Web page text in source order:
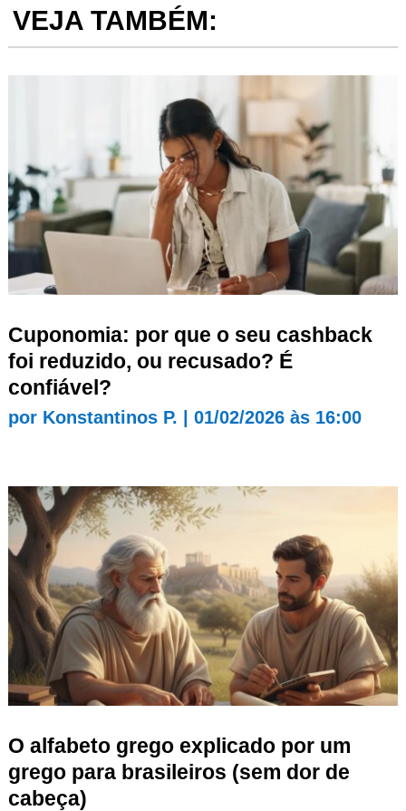
VEJA TAMBÉM:
Cuponomia: por que o seu cashback
foi reduzido, ou recusado? É
confiável?
por Konstantinos P. 01/02/2026 às 16:00
O alfabeto grego explicado por um
grego para brasileiros (sem dor de
cabeça)